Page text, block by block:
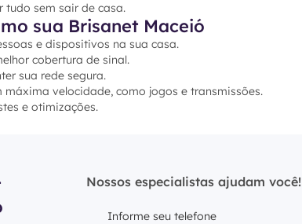
tudo sem sair de casa.
sua Brisanet Maceió
e dispositivos na sua casa.
cobertura de sinal.
sua rede segura.
velocidade, como jogos e transmissões.
e otimizações.
Nossos especialistas ajudam você!
Informe seu telefone